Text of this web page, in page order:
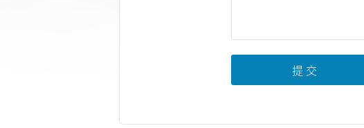
提 交